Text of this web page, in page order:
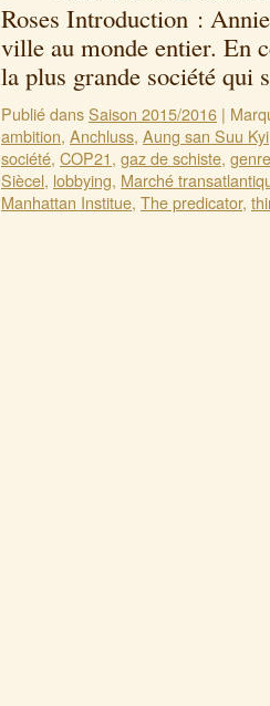
Roses Introduction :
ville au monde entier. En
la plus grande société
Publié dansSaison 2015/2016 |
ambition, Anchluss, Aung san Suu Kyi
société, COP21, gaz de schiste,
Siècel, lobbying, Marché
Manhattan Institue, The predicator,